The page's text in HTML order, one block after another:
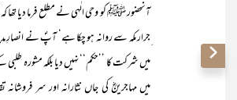
آنحضور ﷺ کو وحی الٰہی نے مطلع فرما دیا تھا
ِجرار مکہ سے روانہ ہو چکا ہے‘ آپؐ نے انصارِ
میں شرکت کا ’’حکم‘‘ نہیں دیا بلکہ مشورہ
میں مہاجرینؓ کی جاں نثارانہ اور سر فروشانہ